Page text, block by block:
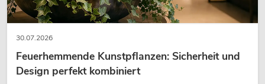
30.07.2026
Feuerhemmende Kunstpflanzen: Sicherheit und
Design perfekt kombiniert